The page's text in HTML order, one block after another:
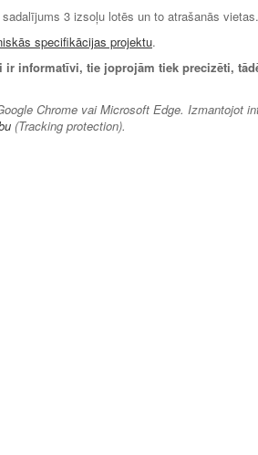
3 izsoļu lotēs un to atrašanās vietas.
specifikācijas projektu.
informatīvi, tie joprojām tiek precizēti,
Chrome vai Microsoft Edge. Izmantojot
(Tracking protection).